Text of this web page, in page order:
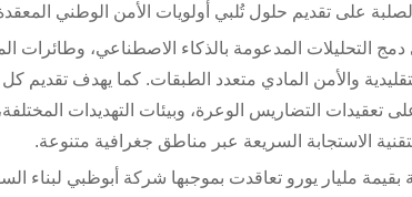
على تقديم حلول تُلبي أولويات الأمن الوطني
التحليلات المدعومة بالذكاء الاصطناعي، وطائرات
والأمن المادي متعدد الطبقات. كما يهدف
تعقيدات التضاريس الوعرة، وبيئات التهديدات
الاستجابة السريعة عبر مناطق جغرافية متنوعة.
مليار يورو تعاقدت بموجبها شركة أبوظبي لبناء